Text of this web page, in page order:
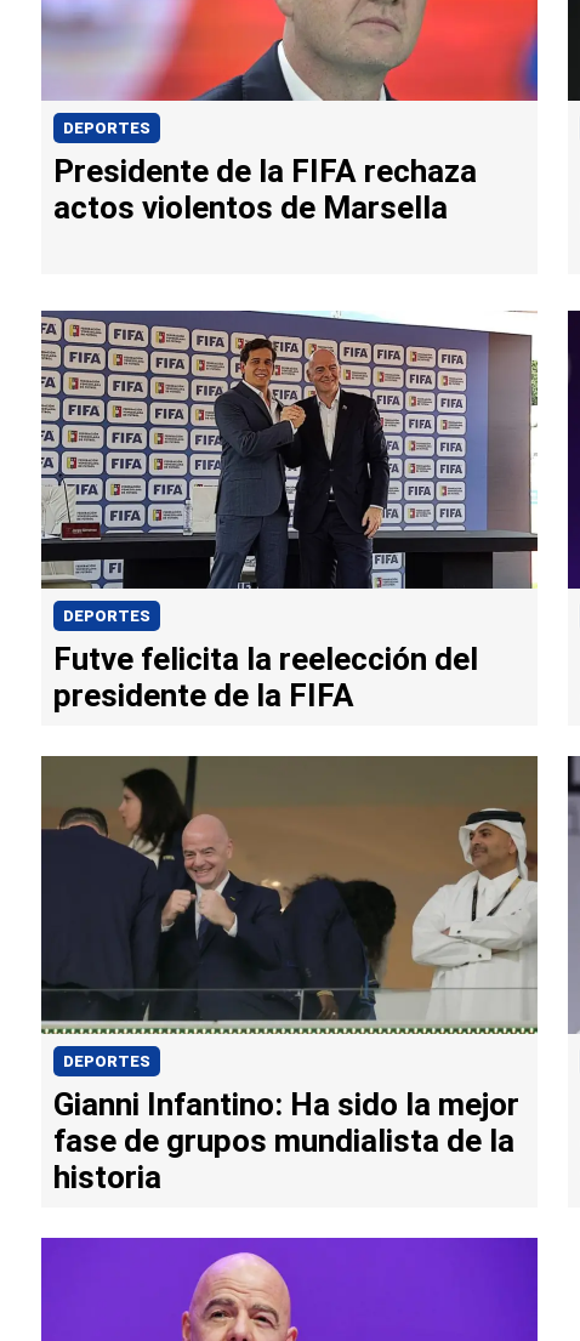
DEPORTES
Presidente de la FIFA rechaza
actos violentos de Marsella
DEPORTES
Futve felicita la reelección del
presidente de la FIFA
DEPORTES
Gianni Infantino: Ha sido la mejor
fase de grupos mundialista de la
historia